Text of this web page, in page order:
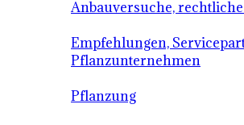
Anbauversuche,
Empfehlungen,
Pflanzunternehmen
Pflanzung